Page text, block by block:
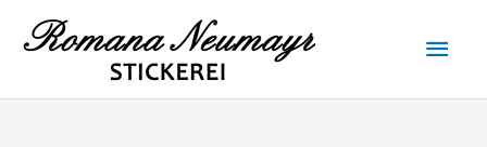
Inhalt